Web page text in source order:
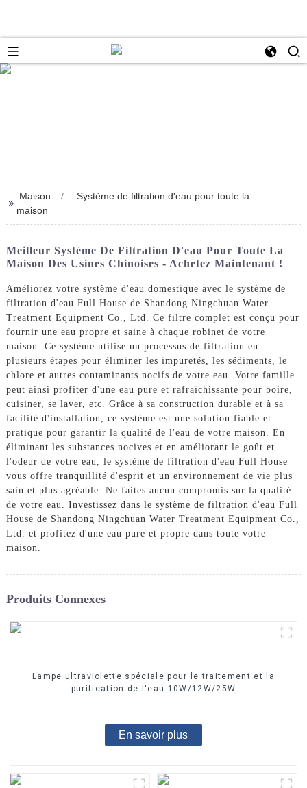
>> Maison
Système de filtration d'eau pour toute la
maison
Meilleur Système De Filtration D'eau Pour Toute La
Maison Des Usines Chinoises - Achetez Maintenant !
Améliorez votre système d'eau domestique avec le système de
filtration d'eau Full House de Shandong Ningchuan Water
Treatment Equipment Co., Ltd. Ce filtre complet est conçu pour
fournir une eau propre et saine à chaque robinet de votre
maison. Ce système utilise un processus de filtration en
plusieurs étapes pour éliminer les impuretés, les sédiments, le
chlore et autres contaminants nocifs de votre eau. Votre famille
peut ainsi profiter d'une eau pure et rafraîchissante pour boire,
cuisiner, se laver, etc. Grâce à sa construction durable et à sa
facilité d'installation, ce système est une solution fiable et
pratique pour garantir la qualité de l'eau de votre maison. En
éliminant les substances nocives et en améliorant le goût et
l'odeur de votre eau, le système de filtration d'eau Full House
vous offre tranquillité d'esprit et un environnement de vie plus
sain et plus agréable. Ne faites aucun compromis sur la qualité
de votre eau. Investissez dans le système de filtration d'eau Full
House de Shandong Ningchuan Water Treatment Equipment Co.,
Ltd. et profitez d'une eau pure et propre dans toute votre
maison.
Produits Connexes
Lampe ultraviolette spéciale pour le traitement et la
purification de l'eau 10W/12W/25W
En savoir plus